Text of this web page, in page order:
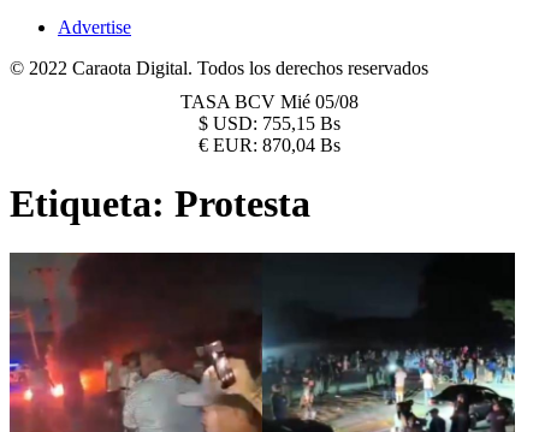
Advertise
© 2022 Caraota Digital. Todos los derechos reservados
TASA BCV Mié 05/08
$ USD: 755,15 Bs
€ EUR: 870,04 Bs
Etiqueta: Protesta